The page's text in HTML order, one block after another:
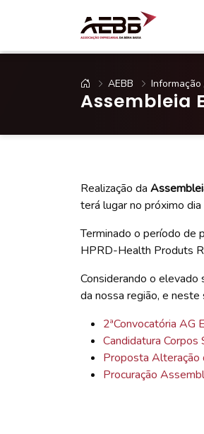
AEBB Informação
Assembleia
Realização da
terá lugar no próximo dia
Terminado o período de
HPRD-Health Produts
Considerando o
da nossa região, e
2ªConvocatória AG
Candidatura
Proposta
Procuração